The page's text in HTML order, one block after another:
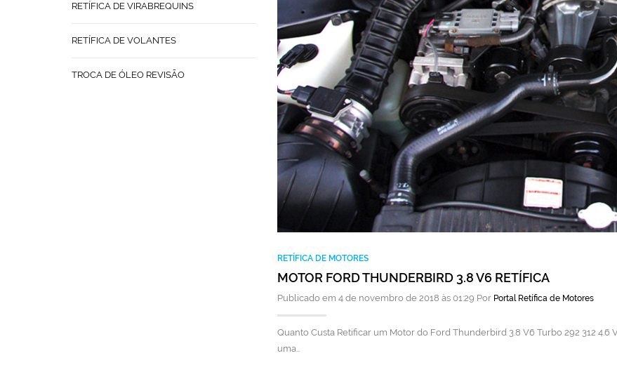
RETÍFICA DE MOTORES
MOTOR FORD THUNDERBIRD 3.8 V6 RETÍFICA
Publicado em 4 de novembro de 2018 às 01:29 Por Portal Retífica de Motores
Quanto Custa Retificar um Motor do Ford Thunderbird 3.8 V6 Turbo 292 312
uma…
RETÍFICA DE VIRABREQUINS
RETÍFICA DE VOLANTES
TROCA DE ÓLEO REVISÃO